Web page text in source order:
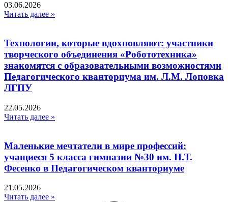
03.06.2026
Читать далее »
Технологии, которые вдохновляют: участники
творческого объединения «Робототехника»
знакомятся с образовательными возможностями
Педагогического кванториума им. Л.М. Лоповка
ЛГПУ
22.05.2026
Читать далее »
Маленькие мечтатели в мире профессий:
учащиеся 5 класса гимназии №30 им. Н.Т.
Фесенко в Педагогическом кванториуме
21.05.2026
Читать далее »